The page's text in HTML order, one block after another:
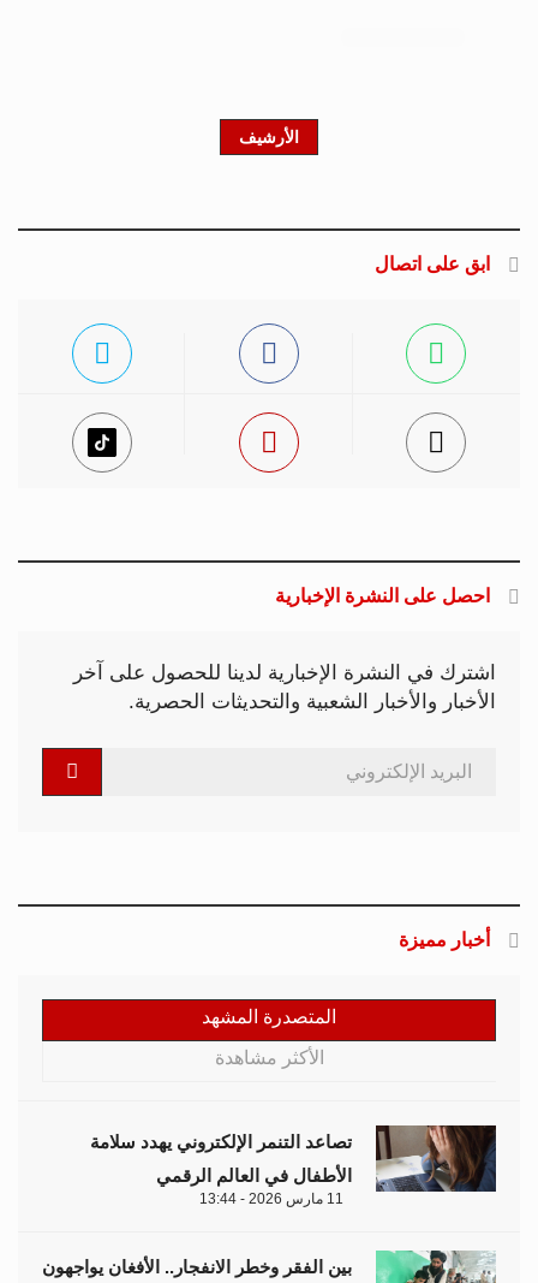
الأرشيف
ابق على اتصال
احصل على النشرة الإخبارية
اشترك في النشرة الإخبارية لدينا للحصول على آخر
الأخبار والأخبار الشعبية والتحديثات الحصرية.
أخبار مميزة
المتصدرة المشهد
الأكثر مشاهدة
تصاعد التنمر الإلكتروني يهدد سلامة
الأطفال في العالم الرقمي
11 مارس 2026 - 13:44
بين الفقر وخطر الانفجار.. الأفغان يواجهون